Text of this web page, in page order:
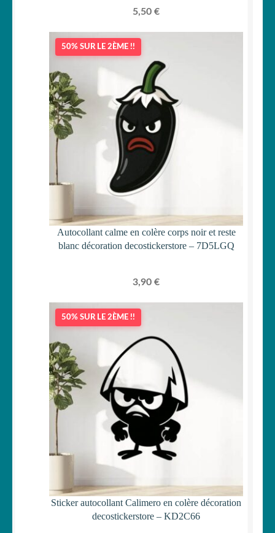
5,50 €
50% SUR LE 2ÈME !!
Autocollant calme en colère corps noir et reste
blanc décoration decostickerstore – 7D5LGQ
3,90 €
50% SUR LE 2ÈME !!
Sticker autocollant Calimero en colère décoration
decostickerstore – KD2C66